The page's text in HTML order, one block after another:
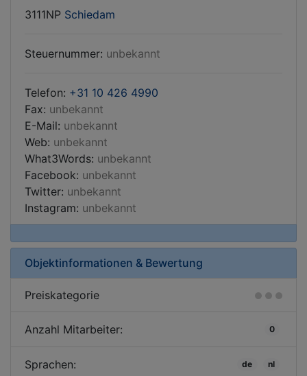
3111NP Schiedam
Steuernummer: unbekannt
Telefon: +31 10 426 4990
Fax: unbekannt
E-Mail: unbekannt
Web: unbekannt
What3Words: unbekannt
Facebook: unbekannt
Twitter: unbekannt
Instagram: unbekannt
Objektinformationen & Bewertung
Preiskategorie
Anzahl Mitarbeiter: 0
Sprachen: de nl